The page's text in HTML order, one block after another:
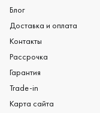
Блог
Доставка и оплата
Контакты
Рассрочка
Гарантия
Trade-in
Карта сайта